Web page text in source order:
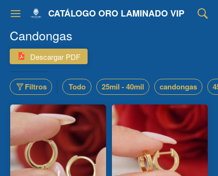
CATÁLOGO ORO LAMINADO VIP
Candongas
Descargar PDF
Filtros Todo 25mil - 40mil candongas